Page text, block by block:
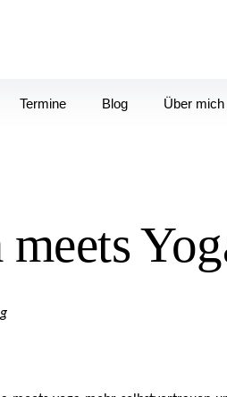
Termine Blog Über mich